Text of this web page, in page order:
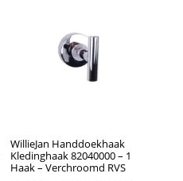
WillieJan Handdoekhaak
Kledinghaak 82040000 – 1
Haak – Verchroomd RVS